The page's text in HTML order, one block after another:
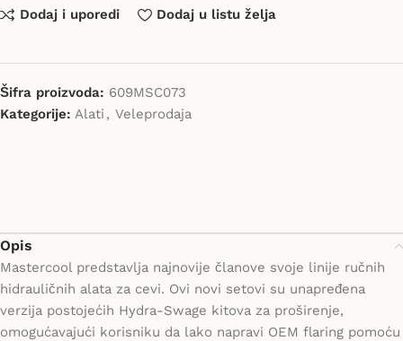
Dodaj i uporedi Dodaj u listu želja
Šifra proizvoda: 609MSC073
Kategorije: Alati , Veleprodaja
Opis
Mastercool predstavlja najnovije članove svoje linije ručnih
hidrauličnih alata za cevi. Ovi novi setovi su unapređena
verzija postojećih Hydra-Swage kitova za proširenje,
omogućavajući korisniku da lako napravi OEM flaring pomoću